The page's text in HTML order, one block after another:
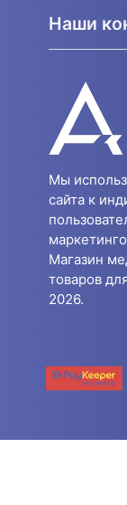
Наши
Мы
сайта к
Магазин
товаров
2026.